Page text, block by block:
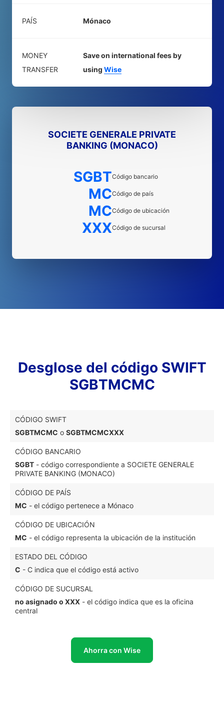
PAÍS Mónaco
MONEY
TRANSFER
Save on international fees by
using Wise
SOCIETE GENERALE PRIVATE
BANKING (MONACO)
SGBTCódigo bancario
MCCódigo de país
MCCódigo de ubicación
XXXCódigo de sucursal
Desglose del código SWIFT
SGBTMCMC
CÓDIGO SWIFT
SGBTMCMC o SGBTMCMCXXX
CÓDIGO BANCARIO
SGBT - código correspondiente a SOCIETE GENERALE
PRIVATE BANKING (MONACO)
CÓDIGO DE PAÍS
MC - el código pertenece a Mónaco
CÓDIGO DE UBICACIÓN
MC - el código representa la ubicación de la institución
ESTADO DEL CÓDIGO
C - C indica que el código está activo
CÓDIGO DE SUCURSAL
no asignado o XXX - el código indica que es la oficina
central
Ahorra con Wise